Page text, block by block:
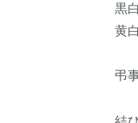
黒
黄
弔